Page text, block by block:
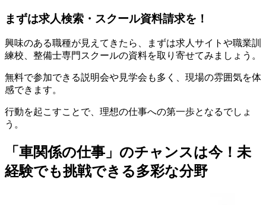
まずは求人検索・スクール資料請求を！
興味のある職種が見えてきたら、まずは求人サイトや職業訓
練校、整備士専門スクールの資料を取り寄せてみましょう。
無料で参加できる説明会や見学会も多く、現場の雰囲気を体
感できます。
行動を起こすことで、理想の仕事への第一歩となるでしょ
う。
「車関係の仕事」のチャンスは今！未
経験でも挑戦できる多彩な分野